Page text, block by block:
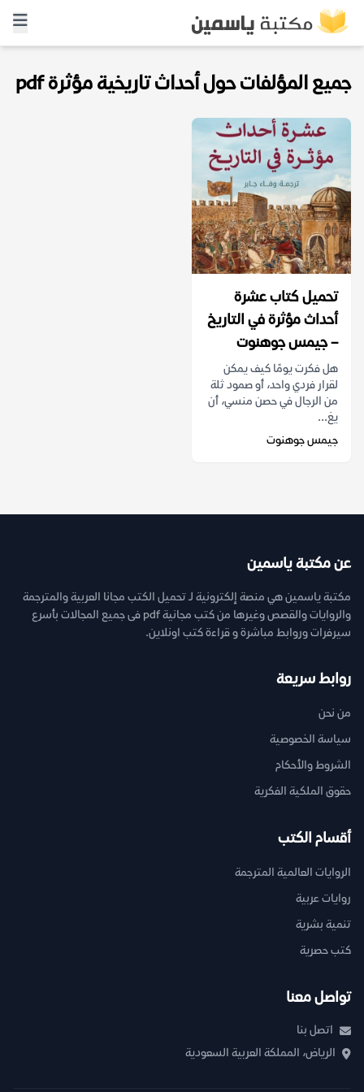
جميع المؤلفات حول أحداث تاريخية مؤثرة pdf
تحميل كتاب عشرة
أحداث مؤثرة في التاريخ
– جيمس جوهنوت
هل فكرت يومًا كيف يمكن
لقرار فردي واحد، أو صمود ثلة
من الرجال في حصن منسي، أن
يغ...
جيمس جوهنوت
عن مكتبة ياسمين
مكتبة ياسمين هي منصة إلكترونية لـ تحميل الكتب مجانا العربية والمترجمة
والروايات والقصص وغيرها من كتب مجانية pdf فى جميع المجالات بأسرع
سيرفرات وروابط مباشرة و قراءة كتب اونلاين.
روابط سريعة
من نحن
سياسة الخصوصية
الشروط والأحكام
حقوق الملكية الفكرية
أقسام الكتب
الروايات العالمية المترجمة
روايات عربية
تنمية بشرية
كتب حصرية
تواصل معنا
اتصل بنا
الرياض، المملكة العربية السعودية